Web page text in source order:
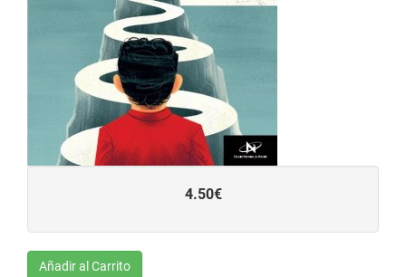
4.50€
Añadir al Carrito